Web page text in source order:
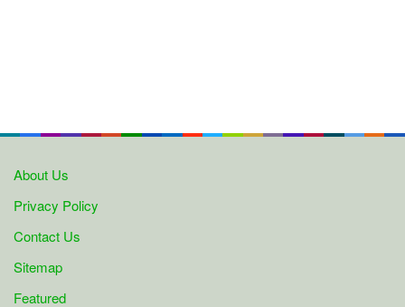
About Us
Privacy Policy
Contact Us
Sitemap
Featured